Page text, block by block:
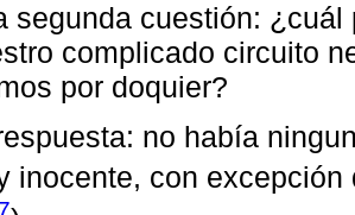
segunda cuestión:
complicado circuito
por doquier?
no había
inocente, con